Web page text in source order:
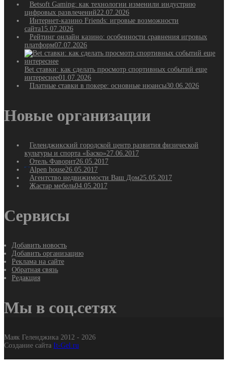
Betsoft Gaming: как технологии изменили индустрию
цифровых развлечений22.07.2026
Интернет-казино Friends: игровые возможности
сайта15.07.2026
Рейтинг онлайн казино: особенности сравнения игровых
платформ07.07.2026
Bet ставки: как сделать просмотр спортивных событий еще
интереснее01.07.2026
Платные ставки в покере: основные нюансы30.06.2026
Новые организации
Геленджикский городской центр развития физической
культуры и спорта «Баско»27.06.2017
Отель Фаворит26.05.2017
Alpen house26.05.2017
Агентство недвижимости Ваш Дом25.05.2017
Жастар мебель04.05.2017
Сервисы
Добавить новость
Добавить организацию
Реклама на сайте
Обратная связь
Редакция
Мы в соц.сетях
Маяк Геленджика 2012 - 2026
Создание сайта It-Gel.ru